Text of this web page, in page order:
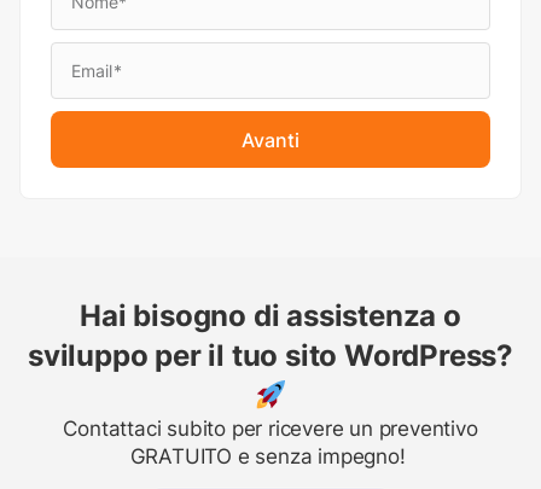
Avanti
Hai bisogno di assistenza o
sviluppo per il tuo sito WordPress?
Contattaci subito per ricevere un preventivo
GRATUITO e senza impegno!